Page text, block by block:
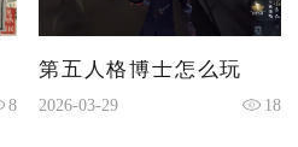
8
第五人格博士怎么玩
2026-03-29 18